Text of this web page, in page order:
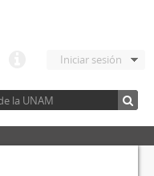
Iniciar sesión